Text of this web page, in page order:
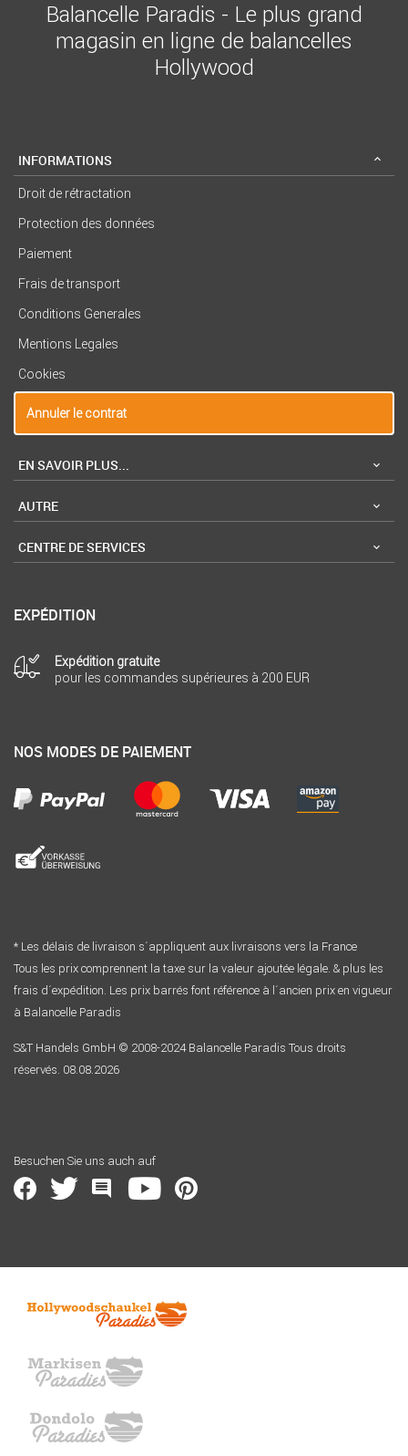
Balancelle Paradis - Le plus grand
magasin en ligne de balancelles
Hollywood
INFORMATIONS
Droit de rétractation
Protection des données
Paiement
Frais de transport
Conditions Generales
Mentions Legales
Cookies
Annuler le contrat
EN SAVOIR PLUS...
AUTRE
CENTRE DE SERVICES
EXPÉDITION
Expédition gratuite
pour les commandes supérieures à 200 EUR
NOS MODES DE PAIEMENT
* Les délais de livraison s´appliquent aux livraisons vers la France
Tous les prix comprennent la taxe sur la valeur ajoutée légale. & plus les
frais d´expédition. Les prix barrés font référence à l´ancien prix en vigueur
à Balancelle Paradis
S&T Handels GmbH © 2008-2024 Balancelle Paradis Tous droits
réservés. 08.08.2026
Besuchen Sie uns auch auf